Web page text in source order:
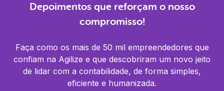
Depoimentos que reforçam o nosso
compromisso!
Faça como os mais de 50 mil empreendedores que
confiam na Agilize e que descobriram um novo jeito
de lidar com a contabilidade, de forma simples,
eficiente e humanizada.